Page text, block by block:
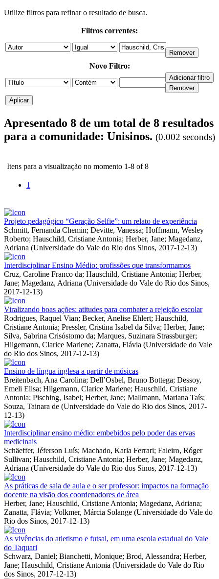
Utilize filtros para refinar o resultado de busca.
Filtros correntes:
Novo Filtro:
Apresentado 8 de um total de 8 resultados
para a comunidade: Unisinos. (0.002 seconds)
Itens para a visualização no momento 1-8 of 8
1
Projeto pedagógico “Geração Selfie”: um relato de experiência
Schmitt, Fernanda Chemin; Devitte, Vanessa; Hoffmann, Wesley
Roberto; Hauschild, Cristiane Antonia; Herber, Jane; Magedanz,
Adriana (Universidade do Vale do Rio dos Sinos, 2017-12-13)
Interdisciplinar Ensino Médio: profissões que transformamos
Cruz, Caroline Franco da; Hauschild, Cristiane Antonia; Herber,
Jane; Magedanz, Adriana (Universidade do Vale do Rio dos Sinos,
2017-12-13)
Viralizando boas ações: atitudes para combater a rejeição escolar
Rodrigues, Raquel Vian; Becker, Anelise Ehlert; Hauschild,
Cristiane Antonia; Pressler, Cristina Isabel da Silva; Herber, Jane;
Silva, Sabrina Crisóstomo da; Marques, Suzinara Strassburger;
Hilgemann, Clarice Marlene; Zanatta, Flávia (Universidade do Vale
do Rio dos Sinos, 2017-12-13)
Ensino de língua inglesa a partir de músicas
Breitenbach, Ana Carolina; Dell’Osbel, Bruno Bottega; Dessoy,
Emeli Elisa; Hilgemann, Clarice Marlene; Hauschild, Cristiane
Antonia; Pisching, Isabel; Herber, Jane; Mallmann, Mariana Taís;
Souza, Tainara de (Universidade do Vale do Rio dos Sinos, 2017-
12-13)
Interdisciplinar ensino médio: embebidos pelo poder das ervas
medicinais
Schäeffer, Jéferson Luís; Machado, Karla Ferrari; Faleiro, Róger
Sullivan; Hauschild, Cristiane Antonia; Herber, Jane; Magedanz,
Adriana (Universidade do Vale do Rio dos Sinos, 2017-12-13)
As práticas de sala de aula e o ser professor: impactos na formação
docente na visão dos coordenadores de área
Herber, Jane; Hauschild, Cristiane Antonia; Magedanz, Adriana;
Zanatta, Flávia; Volkmer, Márcia Solange (Universidade do Vale do
Rio dos Sinos, 2017-12-13)
As vivências do atletismo e futsal, em uma escola estadual do Vale
do Taquari
Schwarz, Daniel; Bianchetti, Monique; Brod, Alessandra; Herber,
Jane; Hauschild, Cristiane Antonia (Universidade do Vale do Rio
dos Sinos, 2017-12-13)